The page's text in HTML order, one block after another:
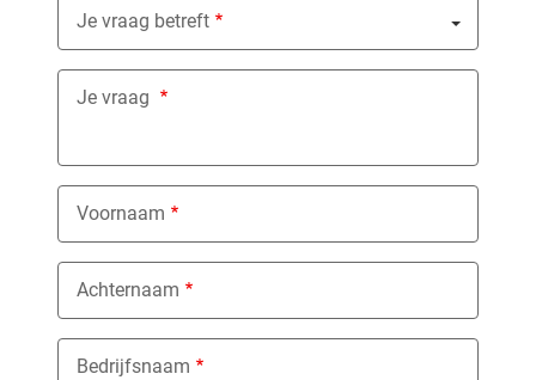
Je vraag betreft
Nothing selected
Je vraag
Voornaam
Achternaam
Bedrijfsnaam